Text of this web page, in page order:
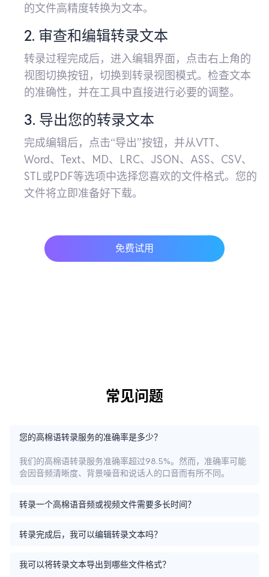
的文件高精度转换为文本。
2. 审查和编辑转录文本
转录过程完成后，进入编辑界面，点击右上角的
视图切换按钮，切换到转录视图模式。检查文本
的准确性，并在工具中直接进行必要的调整。
3. 导出您的转录文本
完成编辑后，点击“导出”按钮，并从VTT、
Word、Text、MD、LRC、JSON、ASS、CSV、
STL或PDF等选项中选择您喜欢的文件格式。您的
文件将立即准备好下载。
免费试用
常见问题
您的高棉语转录服务的准确率是多少？
我们的高棉语转录服务准确率超过98.5%。然而，准确率可能
会因音频清晰度、背景噪音和说话人的口音而有所不同。
转录一个高棉语音频或视频文件需要多长时间？
转录完成后，我可以编辑转录文本吗？
我可以将转录文本导出到哪些文件格式？